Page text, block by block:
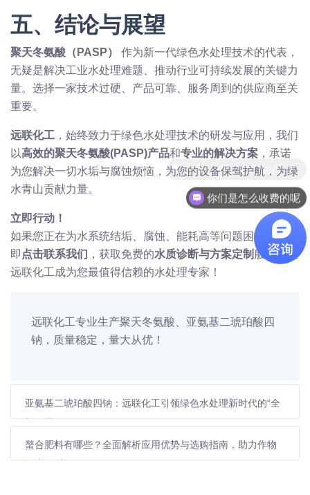
五、结论与展望
聚天冬氨酸（PASP）
作为新一代绿色水处理技术的代表，
无疑是解决工业水处理难题、推动行业可持续发展的关键力
量。选择一家技术过硬、产品可靠、服务周到的供应商至关
重要。
远联化工 ，始终致力于绿色水处理技术的研发与应用，我们
以高效的聚天冬氨酸(PASP)产品和专业的解决方案 ，承诺
为您解决一切水垢与腐蚀烦恼，为您的设备保驾护航，为绿
水青山贡献力量。
立即行动！
如果您正在为水系统结垢、腐蚀、能耗高等问题困扰，请立
即 点击联系我们 ，获取免费的水质诊断与方案定制 服务！让
远联化工成为您最值得信赖的水处理专家！
远联化工专业生产聚天冬氨酸、亚氨基二琥珀酸四
钠，质量稳定，量大从优！
亚氨基二琥珀酸四钠：远联化工引领绿色水处理新时代的“全
能明星”
螯合肥料有哪些？全面解析应用优势与选购指南，助力作物
增产提质！
你们是怎么收费的呢